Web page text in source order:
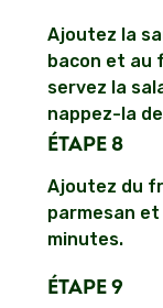
Ajoutez la
bacon et au
servez la
nappez-la
ÉTAPE 8
Ajoutez du
parmesan
minutes.
ÉTAPE 9